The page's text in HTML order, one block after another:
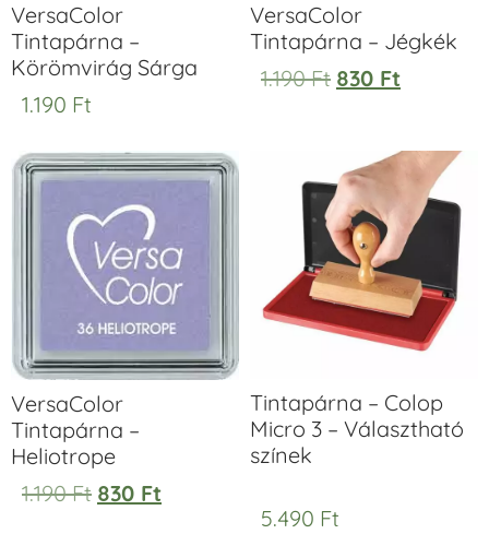
VersaColor
Tintapárna –
Körömvirág Sárga
1.190 Ft
VersaColor
Tintapárna – Jégkék
1.190Ft 830 Ft
VersaColor
Tintapárna –
Heliotrope
1.190Ft 830 Ft
Tintapárna – Colop
Micro 3 – Választható
színek
5.490 Ft